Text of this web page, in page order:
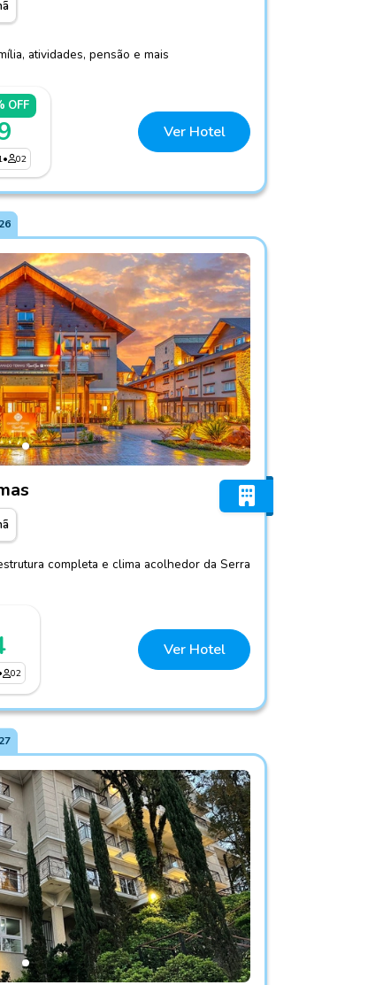
atividades, pensão e mais
OFF
• 02
Ver Hotel
completa e clima acolhedor da Serra
02
Ver Hotel